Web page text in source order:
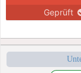
Geprüft